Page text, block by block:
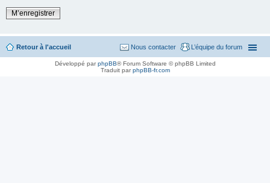
M’enregistrer
Retour à l'accueil L’équipe du forum
Nous contacter
Développé parphpBB® Forum Software © phpBB Limited
Traduit parphpBB-fr.com